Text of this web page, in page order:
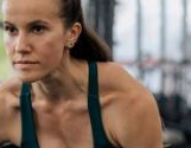
Crossfit